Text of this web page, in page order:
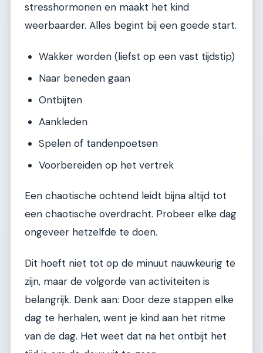
stresshormonen en maakt het kind
weerbaarder. Alles begint bij een goede start.
Wakker worden (liefst op een vast tijdstip)
Naar beneden gaan
Ontbijten
Aankleden
Spelen of tandenpoetsen
Voorbereiden op het vertrek
Een chaotische ochtend leidt bijna altijd tot
een chaotische overdracht. Probeer elke dag
ongeveer hetzelfde te doen.
Dit hoeft niet tot op de minuut nauwkeurig te
zijn, maar de volgorde van activiteiten is
belangrijk. Denk aan: Door deze stappen elke
dag te herhalen, went je kind aan het ritme
van de dag. Het weet dat na het ontbijt het